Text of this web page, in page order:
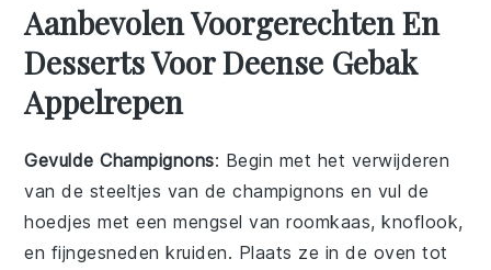
Aanbevolen Voorgerechten En
Desserts Voor Deense Gebak
Appelrepen
Gevulde Champignons: Begin met het verwijderen
van de steeltjes van dechampignons en vul de
hoedjes met een mengsel vanroomkaas,knoflook,
en fijngesnedenkruiden. Plaats ze in de oven tot